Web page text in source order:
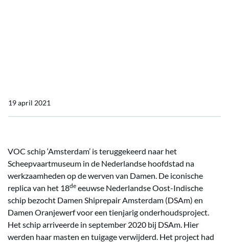
19 april 2021
VOC schip ‘Amsterdam’ is teruggekeerd naar het
Scheepvaartmuseum in de Nederlandse hoofdstad na
werkzaamheden op de werven van Damen. De iconische
replica van het 18de eeuwse Nederlandse Oost-Indische
schip bezocht Damen Shiprepair Amsterdam (DSAm) en
Damen Oranjewerf voor een tienjarig onderhoudsproject.
Het schip arriveerde in september 2020 bij DSAm. Hier
werden haar masten en tuigage verwijderd. Het project had